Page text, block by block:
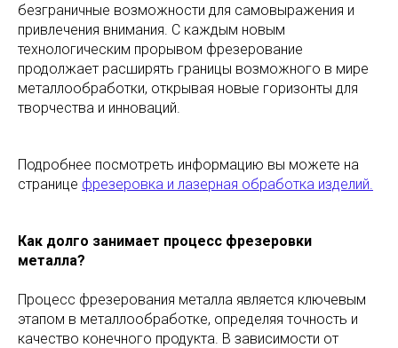
безграничные возможности для самовыражения и
привлечения внимания. С каждым новым
технологическим прорывом фрезерование
продолжает расширять границы возможного в мире
металлообработки, открывая новые горизонты для
творчества и инноваций.
Подробнее посмотреть информацию вы можете на
странице фрезеровка и лазерная обработка изделий.
Как долго занимает процесс фрезеровки
металла?
Процесс фрезерования металла является ключевым
этапом в металлообработке, определяя точность и
качество конечного продукта. В зависимости от